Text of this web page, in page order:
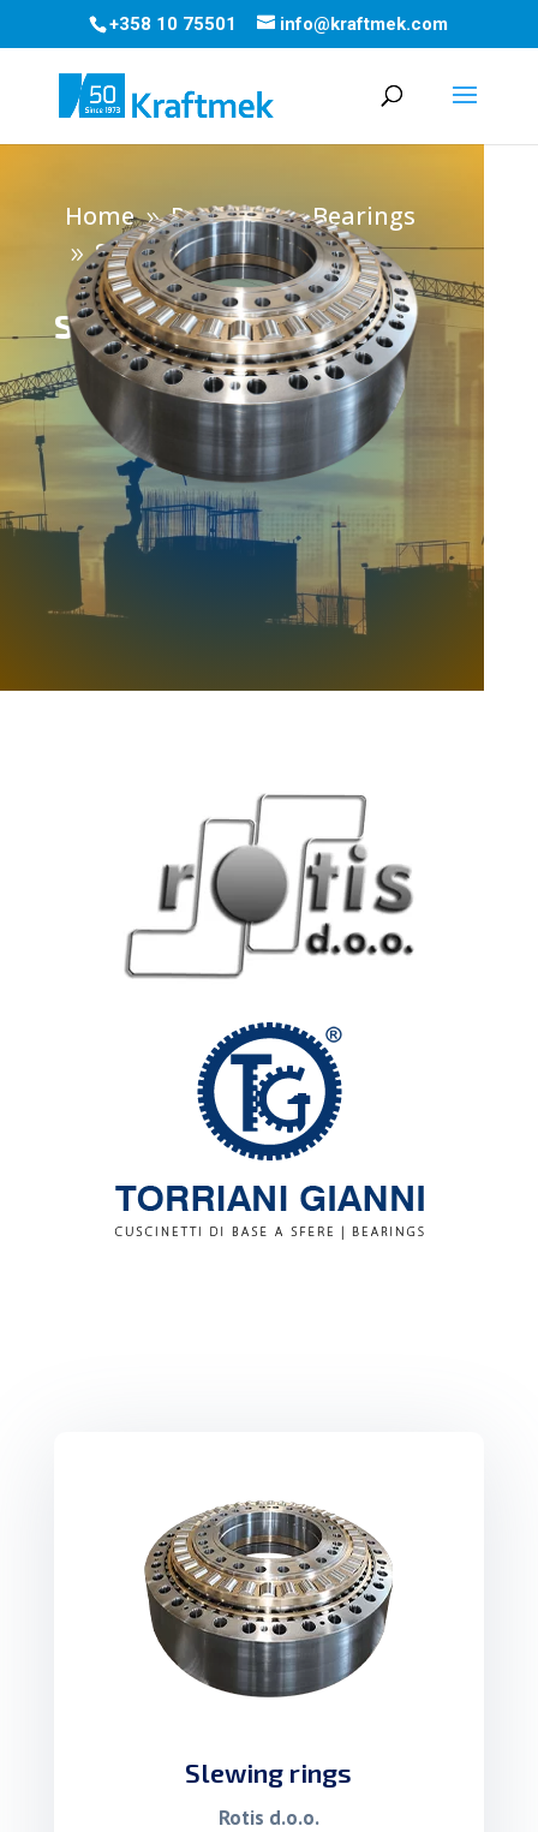
+358 10 75501 info@kraftmek.com
Home 9 Products 9 Bearings
9 Slewing Rings
Slewing rings
Slewing rings
Rotis d.o.o.